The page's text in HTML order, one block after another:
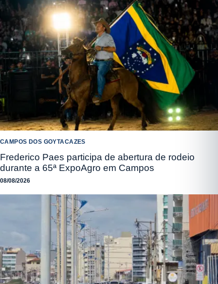
CAMPOS DOS GOYTACAZES
Frederico Paes participa de abertura de rodeio
durante a 65ª ExpoAgro em Campos
08/08/2026